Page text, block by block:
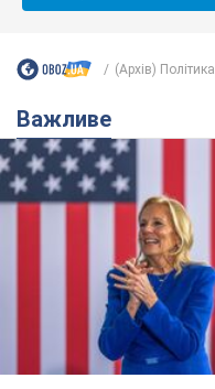
(Архів) Політика
Важливе